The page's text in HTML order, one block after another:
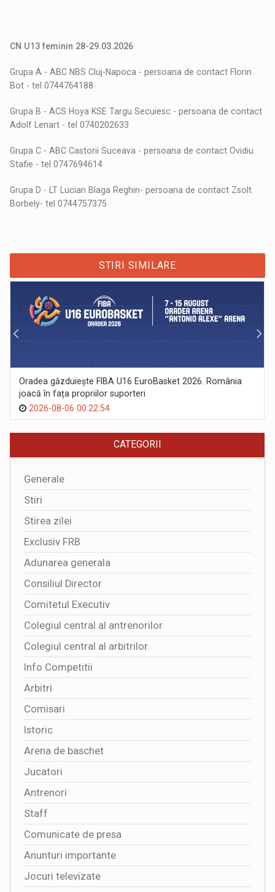
CN U13 feminin 28-29.03.2026
Grupa A - ABC NBS Cluj-Napoca - persoana de contact Florin
Bot - tel 0744764188
Grupa B - ACS Hoya KSE Targu Secuiesc - persoana de contact
Adolf Lenart - tel 0740202633
Grupa C - ABC Castorii Suceava - persoana de contact Ovidiu
Stafie - tel 0747694614
Grupa D - LT Lucian Blaga Reghin- persoana de contact Zsolt
Borbely- tel 0744757375
STIRI SIMILARE
Oradea găzduiește FIBA U16 EuroBasket 2026. România
joacă în fața propriilor suporteri
2026-08-06 00:22:54
CATEGORII
Generale
Stiri
Stirea zilei
Exclusiv FRB
Adunarea generala
Consiliul Director
Comitetul Executiv
Colegiul central al antrenorilor
Colegiul central al arbitrilor
Info Competitii
Arbitri
Comisari
Istoric
Arena de baschet
Jucatori
Antrenori
Staff
Comunicate de presa
Anunturi importante
Jocuri televizate